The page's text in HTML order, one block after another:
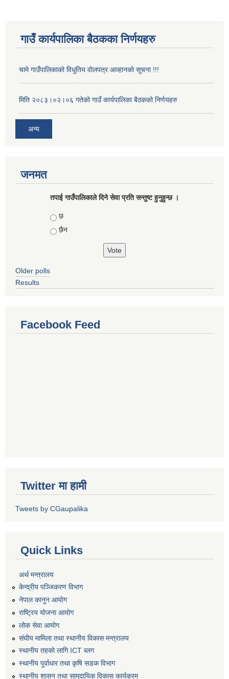
गाउँ कार्यपालिका बैठकका निर्णयहरु
चामे गाउँपालिकाको विधुतिय वोलपत्र आव्हानको सूचना !!!
मिति २०८३।०२।०६ गतेको गाउँ कार्यपालिका बैठकको निर्णयहरु
अन्य
जनमत
तपाई गाउँपालिकाले दिने सेवा प्रति सन्तुष्ट हुनुहुन्छ ।
Choices
छ
छैन
Older polls
Results
Facebook Feed
Twitter मा हामी
Tweets by CGaupalika
Quick Links
अर्थ मन्त्रालय
केन्द्रीय पञ्जिकरण विभाग
नेपाल कानुन आयोग
राष्ट्रिय योजना आयोग
लोक सेवा आयोग
संघीय मामिला तथा स्थानीय विकास मन्त्रालय
स्थानीय तहको लागि ICT ब्लग
स्थानीय पूर्वाधार तथा कृषि सडक विभाग
स्थानीय शासन तथा सामुदायिक विकास कार्यक्रम